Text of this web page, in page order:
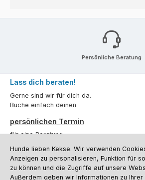
Persönliche Beratung
Lass dich beraten!
Gerne sind wir für dich da.
Buche einfach deinen
persönlichen Termin
für eine Beratung.
Oder über unserKontaktformular.
Vertrag widerrufen
Hunde lieben Kekse. Wir verwenden
Anzeigen zu personalisieren, Funktion für
zu können und die Zugriffe auf unsere
Außerdem geben wir Informationen zu